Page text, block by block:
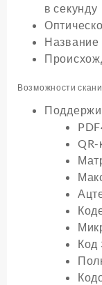
в секунду
Название
Возможности
QR-
Код